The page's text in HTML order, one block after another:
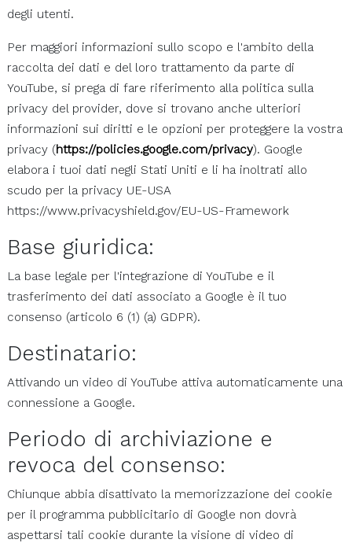
degli utenti.
Per maggiori informazioni sullo scopo e l'ambito della
raccolta dei dati e del loro trattamento da parte di
YouTube, si prega di fare riferimento alla politica sulla
privacy del provider, dove si trovano anche ulteriori
informazioni sui diritti e le opzioni per proteggere la vostra
privacy (https://policies.google.com/privacy). Google
elabora i tuoi dati negli Stati Uniti e li ha inoltrati allo
scudo per la privacy UE-USA
https://www.privacyshield.gov/EU-US-Framework
Base giuridica:
La base legale per l'integrazione di YouTube e il
trasferimento dei dati associato a Google è il tuo
consenso (articolo 6 (1) (a) GDPR).
Destinatario:
Attivando un video di YouTube attiva automaticamente una
connessione a Google.
Periodo di archiviazione e
revoca del consenso:
Chiunque abbia disattivato la memorizzazione dei cookie
per il programma pubblicitario di Google non dovrà
aspettarsi tali cookie durante la visione di video di